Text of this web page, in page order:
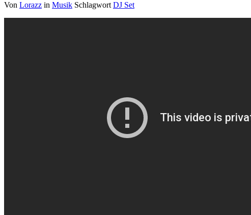
Von Lorazz in Musik Schlagwort DJ Set